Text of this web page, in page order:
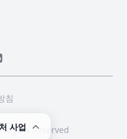
침
Reserved
사업